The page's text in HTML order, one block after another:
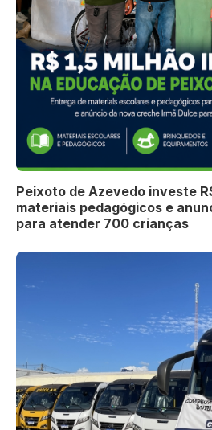
Peixoto de Azevedo investe
materiais pedagógicos e
para atender 700 crianças